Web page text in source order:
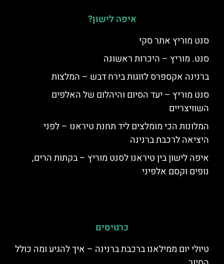
איפה לישון?
סנט מוריץ אתר סקי
סנט. מוריץ – היכרות ראשונה
ברנינה אקספרס לזוגות בירח דבש – המלצות
סנט מוריץ – יעד הסיום והיהלום של האלפים
השוויצריים
המלונות הכי מומלצים ליד תחנת טיראנו – לפני
היציאה לרכבת ברנינה
איפה לישון בין טיראנו לסנט מוריץ – בקתות הרים,
נופים וקסם אלפיני
כרטיסים
טיולי יום ממילאנו ברכבת ברנינה – איך להגיע ומה כולל